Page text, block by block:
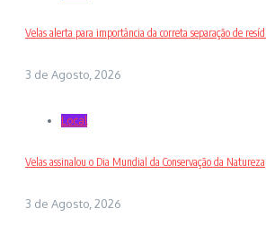
Velas alerta para importância da correta separação de
3 de Agosto, 2026
Local
Velas assinalou o Dia Mundial da Conservação da Natureza
3 de Agosto, 2026